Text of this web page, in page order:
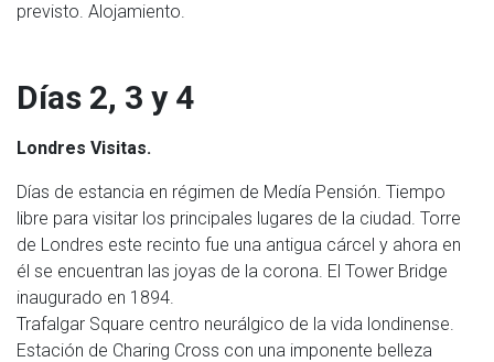
previsto. Alojamiento.
Días 2, 3 y 4
Londres Visitas.
Días de estancia en régimen de Medía Pensión. Tiempo
libre para visitar los principales lugares de la ciudad. Torre
de Londres este recinto fue una antigua cárcel y ahora en
él se encuentran las joyas de la corona. El Tower Bridge
inaugurado en 1894.
Trafalgar Square centro neurálgico de la vida londinense.
Estación de Charing Cross con una imponente belleza